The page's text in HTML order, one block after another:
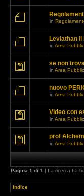
in
Leviathan il
in Area
se non
in Area
nuovo
in Area
Video con
in Area
prof
in Area
Pagina 1 di 1 [ La ricerca ha
Indice